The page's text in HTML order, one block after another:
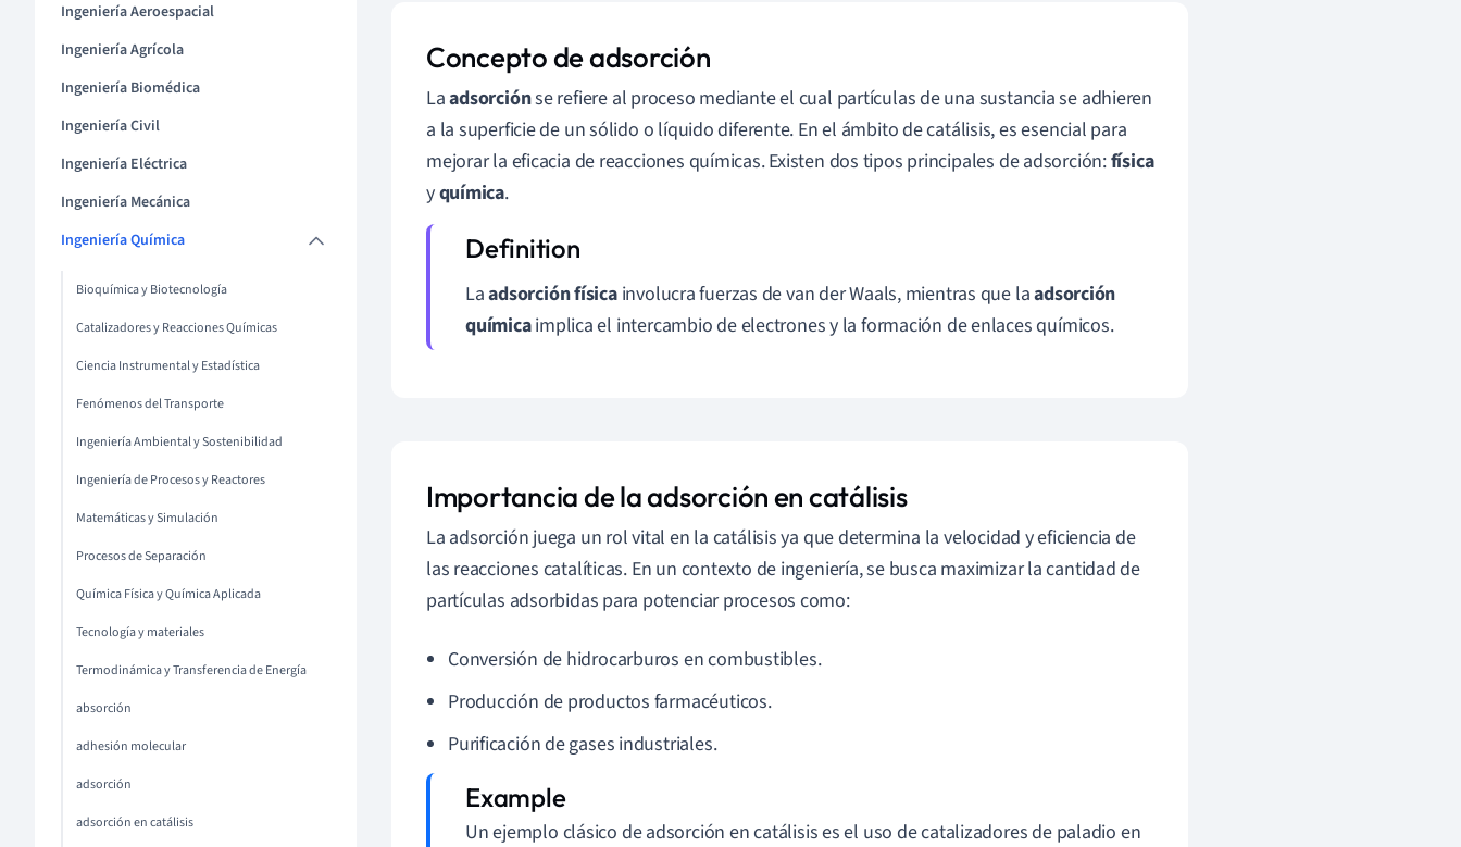
Ingeniería Aeroespacial
Ingeniería Agrícola
Ingeniería Biomédica
Ingeniería Civil
Ingeniería Eléctrica
Ingeniería Mecánica
Ingeniería Química
Bioquímica y Biotecnología
Catalizadores y Reacciones Químicas
Ciencia Instrumental y Estadística
Fenómenos del Transporte
Ingeniería Ambiental y Sostenibilidad
Ingeniería de Procesos y Reactores
Matemáticas y Simulación
Procesos de Separación
Química Física y Química Aplicada
Tecnología y materiales
Termodinámica y Transferencia de Energía
absorción
adhesión molecular
adsorción
adsorción en catálisis
Concepto de adsorción
Laadsorciónse refiere al proceso mediante el cual partículas de una sustancia se adhieren
a la superficie de un sólido o líquido diferente. En el ámbito de catálisis, es esencial para
mejorar la eficacia de reacciones químicas. Existen dos tipos principales de adsorción:física
yquímica.
Laadsorción físicainvolucra fuerzas de van der Waals, mientras que laadsorción
químicaimplica el intercambio de electrones y la formación de enlaces químicos.
Importancia de la adsorción en catálisis
La adsorción juega un rol vital en la catálisis ya que determina la velocidad y eficiencia de
las reacciones catalíticas. En un contexto de ingeniería, se busca maximizar la cantidad de
partículas adsorbidas para potenciar procesos como:
Conversión de hidrocarburos en combustibles.
Producción de productos farmacéuticos.
Purificación de gases industriales.
Un ejemplo clásico de adsorción en catálisis es el uso de catalizadores de paladio en